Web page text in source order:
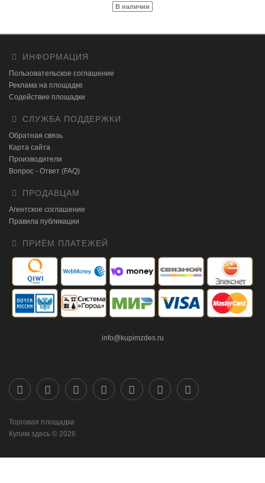
В наличии
ИНФОРМАЦИЯ
Пользовательское соглашение
Реклама на площадке
Содействие площадки
СЛУЖБА ПОДДЕРЖКИ
Обратная связь
Карта сайта
Производители
Вопрос - Ответ (FAQ)
ПРОДАВЦАМ
Агентское соглашение
Правила публикации
ПРИЁМ ПЛАТЕЖЕЙ
info@kupimzdes.ru
Торговая площадка
Купим здесь © 2026